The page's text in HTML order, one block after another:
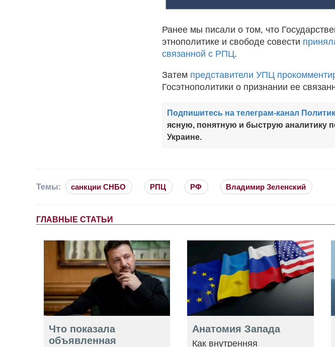
Ранее мы писали о том, что
этнополитике и свободе совести
связанной с РПЦ.
Затем представители УПЦ
Госэтнополитики о признании ее
Подпишитесь на телеграм-канал
ясную, понятную и быструю аналитику
Украине.
Темы: санкции СНБО РПЦ РФ Владимир Зеленский
ГЛАВНЫЕ СТАТЬИ
Что показала
объявленная
Анатомия Запада
Как внутренняя